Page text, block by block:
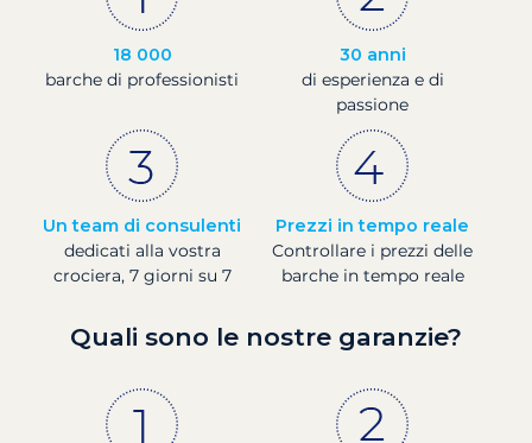
18 000
barche di professionisti
30 anni
di esperienza e di
passione
Un team di consulenti
dedicati alla vostra
crociera, 7 giorni su 7
Prezzi in tempo reale
Controllare i prezzi delle
barche in tempo reale
Quali sono le nostre garanzie?